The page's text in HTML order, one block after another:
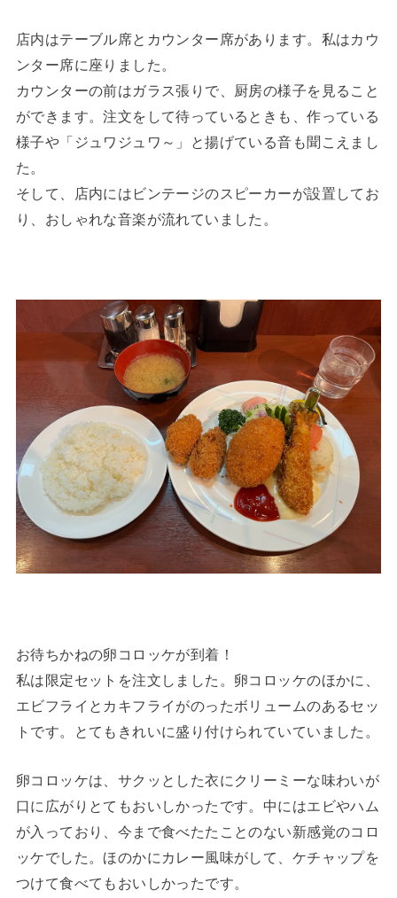
店内はテーブル席とカウンター席があります。私はカウ
ンター席に座りました。
カウンターの前はガラス張りで、厨房の様子を見ること
ができます。注文をして待っているときも、作っている
様子や「ジュワジュワ～」と揚げている音も聞こえまし
た。
そして、店内にはビンテージのスピーカーが設置してお
り、おしゃれな音楽が流れていました。
お待ちかねの卵コロッケが到着！
私は限定セットを注文しました。卵コロッケのほかに、
エビフライとカキフライがのったボリュームのあるセッ
トです。とてもきれいに盛り付けられていていました。
卵コロッケは、サクッとした衣にクリーミーな味わいが
口に広がりとてもおいしかったです。中にはエビやハム
が入っており、今まで食べたたことのない新感覚のコロ
ッケでした。ほのかにカレー風味がして、ケチャップを
つけて食べてもおいしかったです。